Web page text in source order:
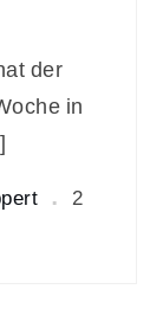
der
in
2